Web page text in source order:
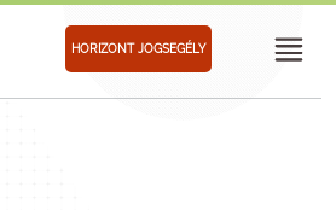
HORIZONT JOGSEGÉLY